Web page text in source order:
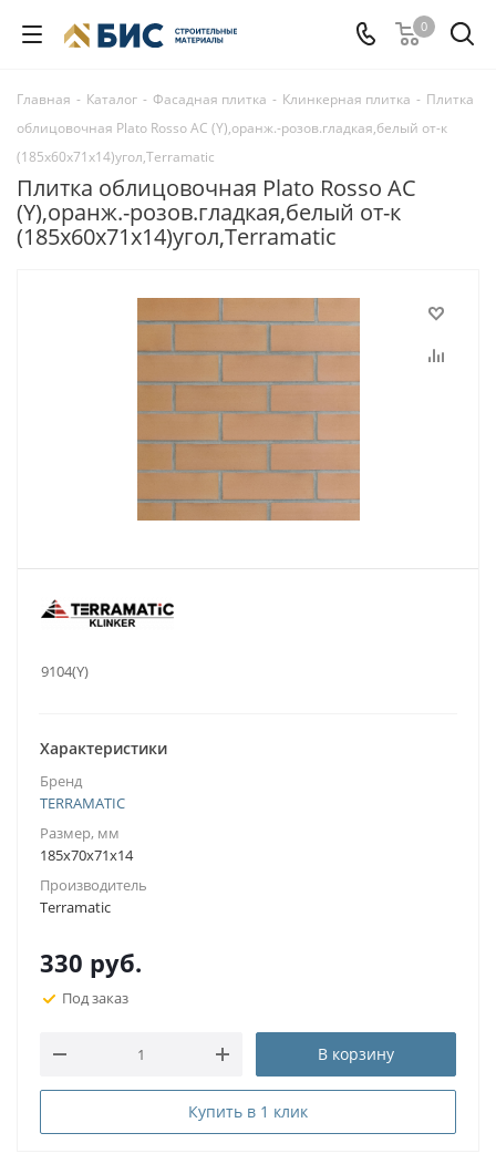
0
Главная - Каталог - Фасадная плитка - Клинкерная плитка - Плитка
облицовочная Plato Rosso AC (Y),оранж.-розов.гладкая,белый от-к
(185х60х71х14)угол,Terramatic
Плитка облицовочная Plato Rosso AC
(Y),оранж.-розов.гладкая,белый от-к
(185х60х71х14)угол,Terramatic
9104(Y)
Характеристики
Бренд
TERRAMATIC
Размер, мм
185x70x71x14
Производитель
Terramatic
330 руб.
Под заказ
В корзину
Купить в 1 клик